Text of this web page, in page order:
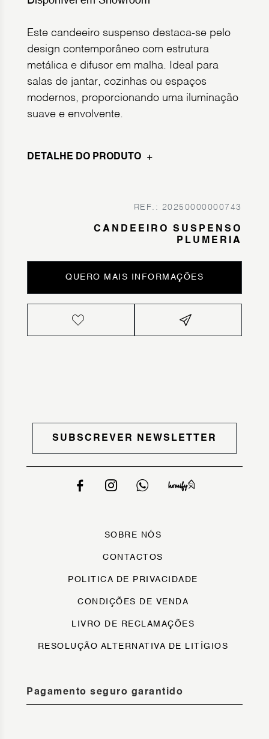
Este candeeiro suspenso destaca-se pelo
design contemporâneo com estrutura
metálica e difusor em malha. Ideal para
salas de jantar, cozinhas ou espaços
modernos, proporcionando uma iluminação
suave e envolvente.
DETALHE DO PRODUTO
REF.: 20250000000743
CANDEEIRO SUSPENSO
PLUMERIA
QUERO MAIS INFORMAÇÕES
SUBSCREVER NEWSLETTER
SOBRE NÓS
CONTACTOS
POLITICA DE PRIVACIDADE
CONDIÇÕES DE VENDA
LIVRO DE RECLAMAÇÕES
RESOLUÇÃO ALTERNATIVA DE LITÍGIOS
Pagamento seguro garantido